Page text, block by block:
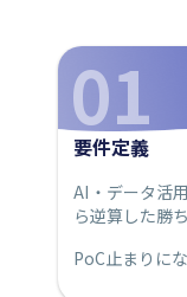
01
要件定義
AI・データ活
ら逆算した勝
PoC止まりに